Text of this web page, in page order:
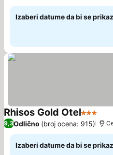
Izaberi datume da bi se
Rhisos Gold Otel3
9,3Odlično (broj ocena: 915)
Izaberi datume da bi se